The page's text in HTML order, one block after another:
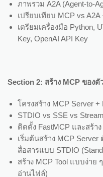
ภาพรวม A2A (Agent-to-
เปรียบเทียบ MCP vs
เตรียมเครื่องมือ Python,
Key, OpenAI API Key
Section 2: สร้าง MCP ของตั
โครงสร้าง MCP Server +
STDIO vs SSE vs
ติดตั้ง FastMCP และสร้า
เริ่มต้นสร้าง MCP
สื่อสารแบบ STDIO
สร้าง MCP Tool แบบง่าย
อ่านไฟล์)